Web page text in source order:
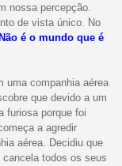
nossa percepção.
de vista único. No
Não é o mundo que é
uma companhia aérea
que devido a um
furiosa porque foi
a agredir
aérea. Decidiu que
todos os seus